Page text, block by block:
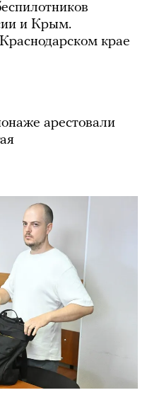
и Крым.
крае
арестовали